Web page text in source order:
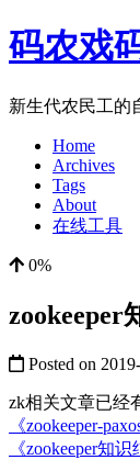
码农戏
新生代农民工的
Home
Archives
Tags
About
在线工具
0%
zookeeper
Posted on
zk相关文章已经
《zookeeper-
《zookeeper知识